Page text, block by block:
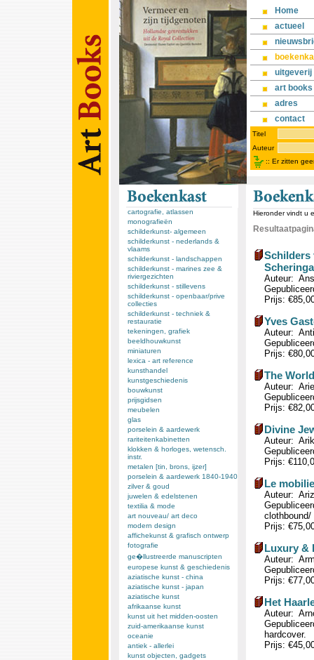
Home
actueel
uitgeverij
art books
adres
contact
Titel
Auteur
:: Er zitten
cartografie, atlassen
monografieën
schilderkunst- algemeen
schilderkunst - nederlands &
vlaams
schilderkunst - landschappen
schilderkunst - marines zee &
riviergezichten
schilderkunst - stillevens
schilderkunst - openbaar/prive
collecties
schilderkunst - techniek &
restauratie
tekeningen, grafiek
beeldhouwkunst
miniaturen
lexica - art reference
kunsthandel
kunstgeschiedenis
bouwkunst
prijsgidsen
meubelen
glas
porselein & aardewerk
rariteitenkabinetten
klokken & horloges, wetensch.
instr.
metalen [tin, brons, ijzer]
porselein & aardewerk 1840-1940
zilver & goud
juwelen & edelstenen
textilia & mode
art nouveau/ art deco
modern design
affichekunst & grafisch ontwerp
fotografie
ge�llustreerde manuscripten
europese kunst & geschiedenis
aziatische kunst - china
aziatische kunst - japan
aziatische kunst
afrikaanse kunst
kunst uit het midden-oosten
zuid-amerikaanse kunst
oceanie
antiek - allerlei
kunst objecten, gadgets
Hieronder vindt u
Schilders
Auteur:
Prijs:
Yves
Auteur:
Prijs:
The
Auteur:
Prijs:
Divine
Auteur:
Prijs:
Le
Auteur:
clothbound/
Prijs:
Luxury &
Auteur:
Prijs:
Het
Auteur:
hardcover.
Prijs: